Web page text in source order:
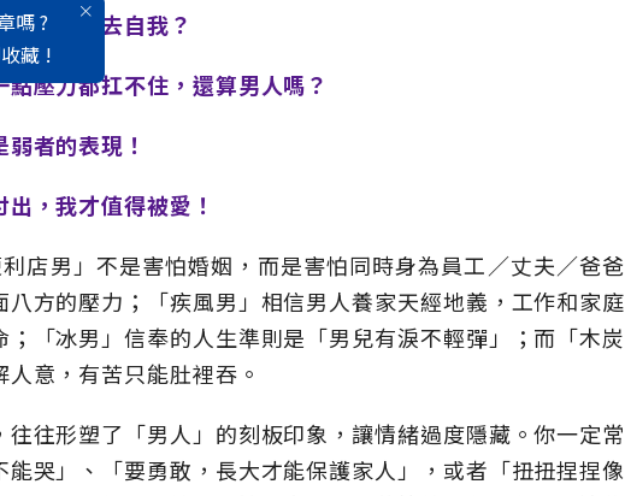
嗎 ?
藏 !
等於失去自我？
壓力都扛不住，還算男人嗎？
者的表現！
，我才值得被愛！
店男」不是害怕婚姻，而是害怕同時身為員工／丈夫／爸爸
方的壓力；「疾風男」相信男人養家天經地義，工作和家庭
「冰男」信奉的人生準則是「男兒有淚不輕彈」；而「木炭
意，有苦只能肚裡吞。
往形塑了「男人」的刻板印象，讓情緒過度隱藏。你一定常
哭」、「要勇敢，長大才能保護家人」，或者「扭扭捏捏像